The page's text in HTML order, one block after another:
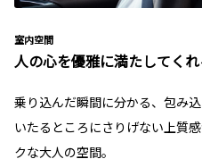
室内空間
人の心を優雅に満たしてくれ
乗り込んだ瞬間に分かる、包み
いたるところにさりげない上質
クな大人の空間。